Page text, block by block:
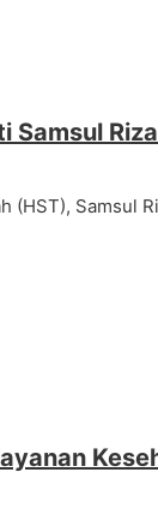
Samsul
Samsul